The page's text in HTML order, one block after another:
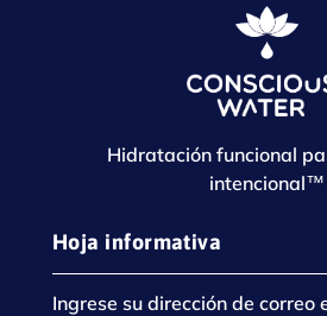
Hidratación funcional
intencional™
Hoja informativa
Ingrese su dirección de correo